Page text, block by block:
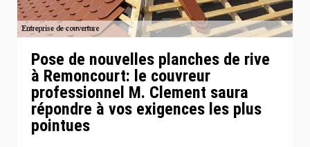
Pose de nouvelles planches de rive
à Remoncourt: le couvreur
professionnel M. Clement saura
répondre à vos exigences les plus
pointues